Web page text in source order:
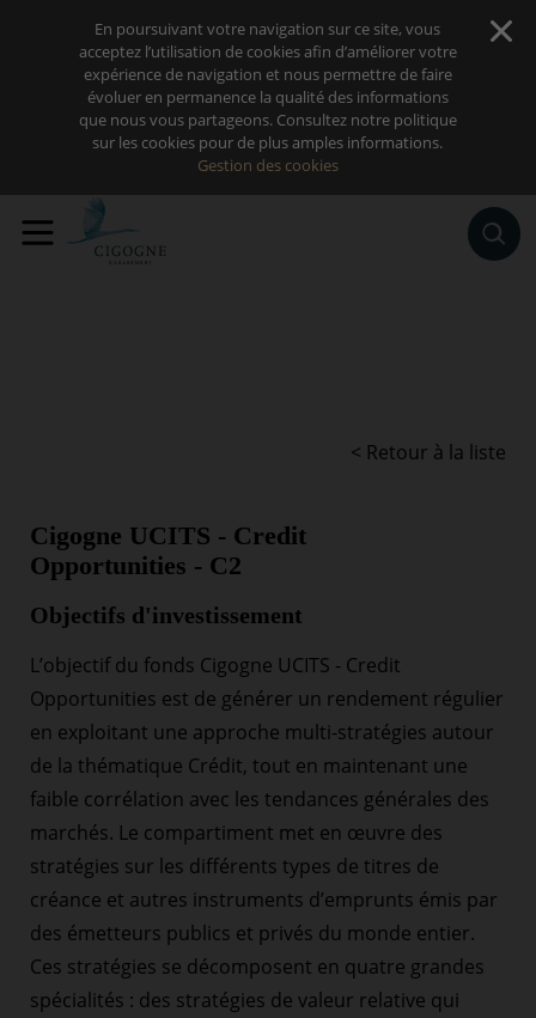
En poursuivant votre navigation sur ce site, vous
acceptez l’utilisation de cookies afin d’améliorer votre
expérience de navigation et nous permettre de faire
évoluer en permanence la qualité des informations
que nous vous partageons. Consultez notre politique
sur les cookies pour de plus amples informations.
Gestion des cookies
< Retour à la liste
Cigogne UCITS - Credit
Opportunities - C2
Objectifs d'investissement
L’objectif du fonds Cigogne UCITS - Credit
Opportunities est de générer un rendement régulier
en exploitant une approche multi-stratégies autour
de la thématique Crédit, tout en maintenant une
faible corrélation avec les tendances générales des
marchés. Le compartiment met en œuvre des
stratégies sur les différents types de titres de
créance et autres instruments d’emprunts émis par
des émetteurs publics et privés du monde entier.
Ces stratégies se décomposent en quatre grandes
spécialités : des stratégies de valeur relative qui